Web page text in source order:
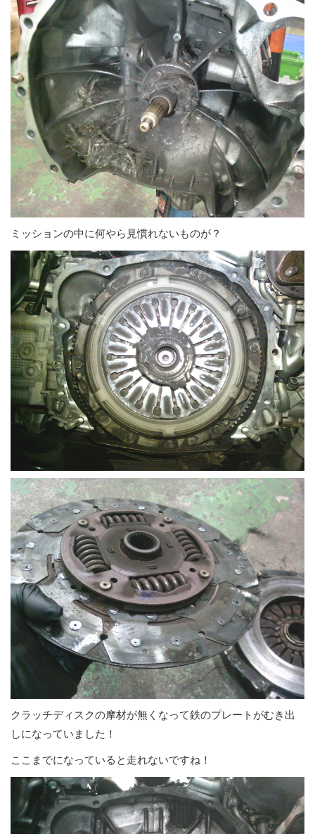
ミッションの中に何やら見慣れないものが？
クラッチディスクの摩材が無くなって鉄のプレートがむき出
しになっていました！
ここまでになっていると走れないですね！